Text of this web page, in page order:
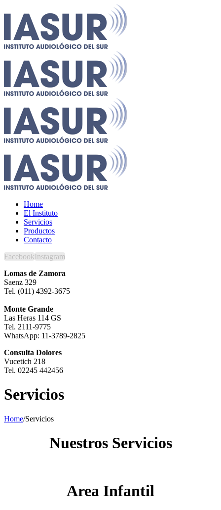
Home
El Instituto
Servicios
Productos
Contacto
FacebookInstagram
Lomas de Zamora
Saenz 329
Tel. (011) 4392-3675
Monte Grande
Las Heras 114 GS
Tel. 2111-9775
WhatsApp: 11-3789-2825
Consulta Dolores
Vucetich 218
Tel. 02245 442456
Servicios
Home/Servicios
Nuestros Servicios
Area Infantil